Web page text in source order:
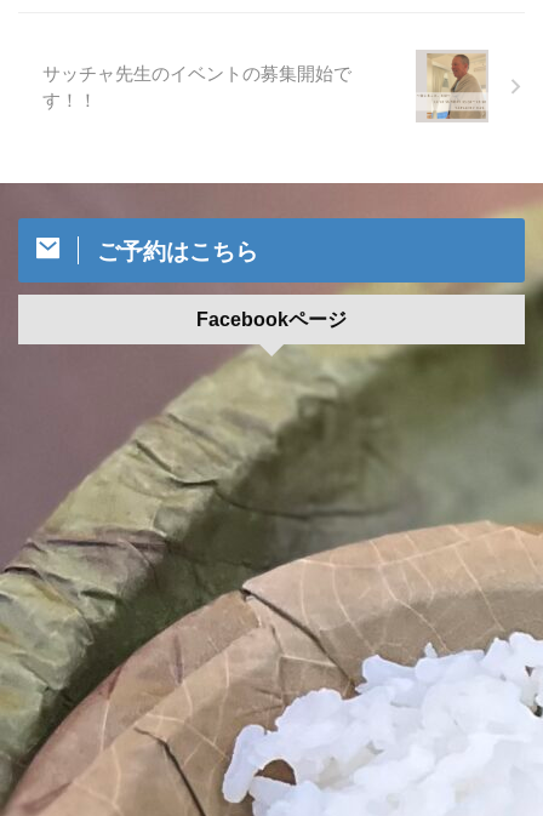
サッチャ先生のイベントの募集開始で
す！！
ご予約はこちら
Facebookページ